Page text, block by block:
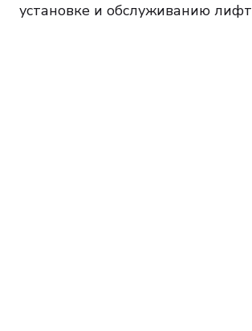
установке и обслуживанию